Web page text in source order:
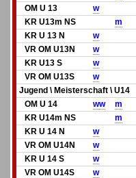
OM U 13
w
KR U13m NS
m
KR U 13 N
w
VR OM U13N
w
KR U13 S
w
VR OM U13S
w
Jugend \ Meisterschaft \ U14
OM U 14
ww
m
KR U14m NS
m
KR U 14 N
w
VR OM U14N
w
KR U 14 S
w
VR OM U14S
w